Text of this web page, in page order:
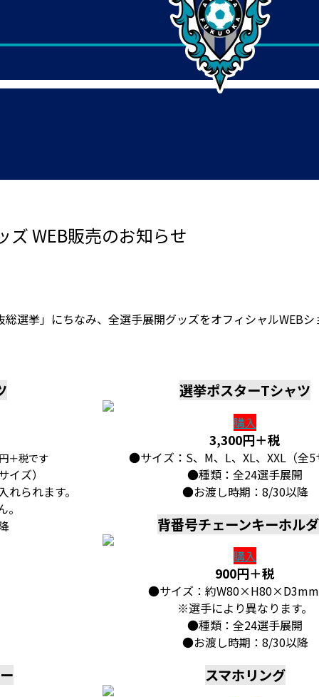
WEB販売のお知らせ
選挙」にちなみ、全選手展開グッズをオフィシャルWEB
＋税です
ズ）
られます。
選挙ポスターTシャツ
購入
3,300円＋税
●サイズ：S、M、L、XL、XXL（全
●種類：全24選手展開
●お渡し時期：8/30以降
背番号チェーンキーホル
購入
900円＋税
●サイズ：約
※選手により異なります。
●種類：全24選手展開
●お渡し時期：8/30以降
スマホリング